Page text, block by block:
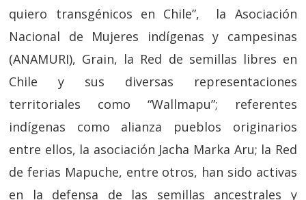
quiero transgénicos en Chile”, la Asociación
Nacional de Mujeres indígenas y campesinas
(ANAMURI), Grain, la Red de semillas libres en
Chile y sus diversas representaciones
territoriales como “Wallmapu”; referentes
indígenas como alianza pueblos originarios
entre ellos, la asociación Jacha Marka Aru; la Red
de ferias Mapuche, entre otros, han sido activas
en la defensa de las semillas ancestrales y